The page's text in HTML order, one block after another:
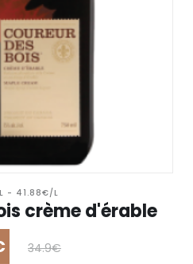
- 41.88€/L
crème d'érable
34.9€